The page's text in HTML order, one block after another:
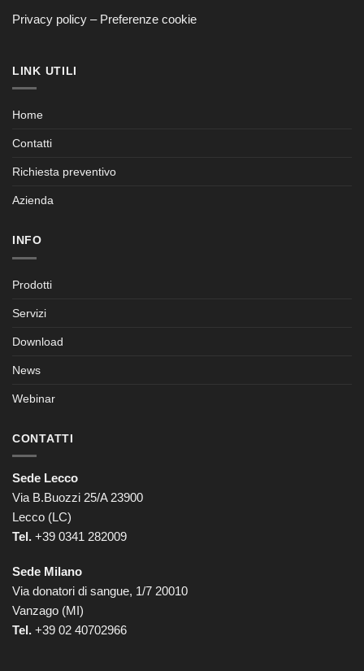
Privacy policy – Preferenze cookie
LINK UTILI
Home
Contatti
Richiesta preventivo
Azienda
INFO
Prodotti
Servizi
Download
News
Webinar
CONTATTI
Sede Lecco
Via B.Buozzi 25/A 23900
Lecco (LC)
Tel. +39 0341 282009
Sede Milano
Via donatori di sangue, 1/7 20010
Vanzago (MI)
Tel. +39 02 40702966